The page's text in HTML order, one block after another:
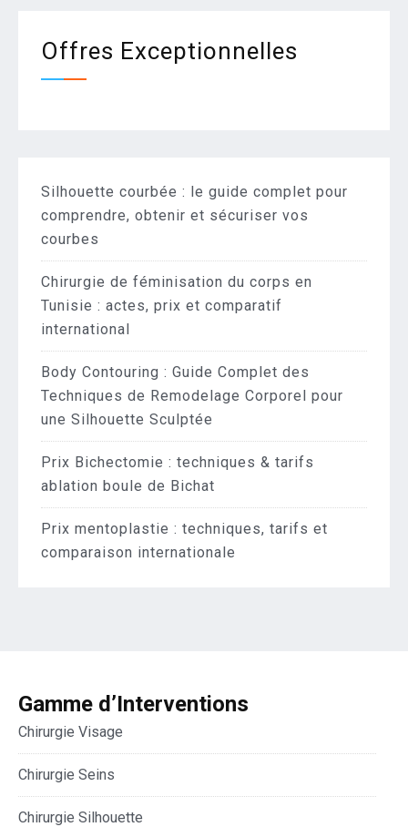
Offres Exceptionnelles
Silhouette courbée : le guide complet pour
comprendre, obtenir et sécuriser vos
courbes
Chirurgie de féminisation du corps en
Tunisie : actes, prix et comparatif
international
Body Contouring : Guide Complet des
Techniques de Remodelage Corporel pour
une Silhouette Sculptée
Prix Bichectomie : techniques & tarifs
ablation boule de Bichat
Prix mentoplastie : techniques, tarifs et
comparaison internationale
Gamme d’Interventions
Chirurgie Visage
Chirurgie Seins
Chirurgie Silhouette